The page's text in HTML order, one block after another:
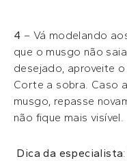
4 – Vá modelando
que o musgo não
desejado, aproveite o
Corte a sobra. Caso
musgo, repasse
não fique mais visível.
Dica da especialista